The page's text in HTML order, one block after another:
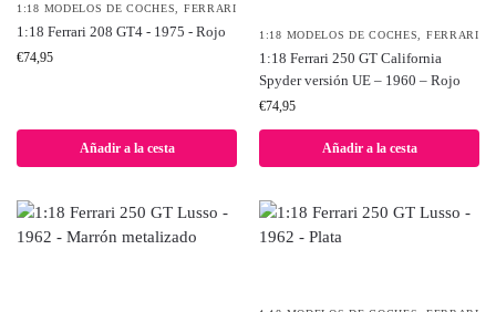
1:18 MODELOS DE COCHES, FERRARI
1:18 Ferrari 208 GT4 - 1975 - Rojo
€74,95
Añadir a la cesta
1:18 MODELOS DE COCHES, FERRARI
1:18 Ferrari 250 GT California
Spyder versión UE – 1960 – Rojo
€74,95
Añadir a la cesta